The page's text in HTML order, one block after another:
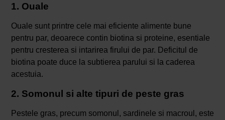
1. Ouale
Ouale sunt printre cele mai eficiente alimente bune
pentru par, deoarece contin biotina si proteine, esentiale
pentru cresterea si intarirea firului de par. Deficitul de
biotina poate duce la subtierea parului si la caderea
acestuia.
2. Somonul si alte tipuri de peste gras
Pestele gras, precum somonul, sardinele si macroul, este